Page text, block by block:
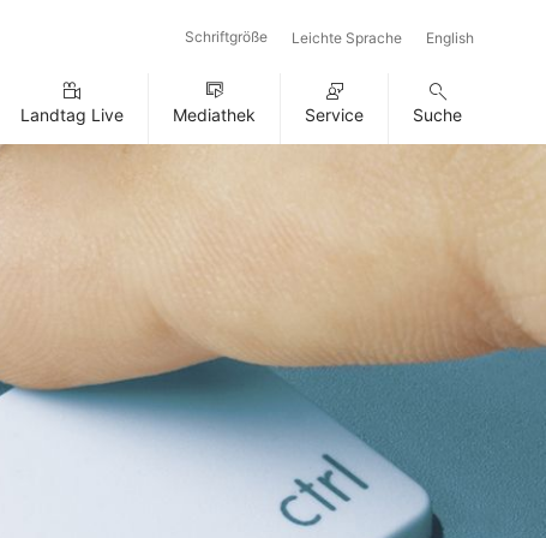
Schriftgröße Leichte Sprache English
Landtag Live Mediathek Service Suche